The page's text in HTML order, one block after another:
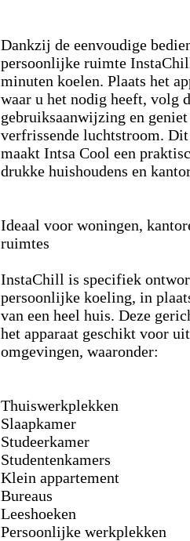
Dankzij de eenvoudige
persoonlijke ruimte
minuten koelen. Plaats het
waar u het nodig heeft, volg
gebruiksaanwijzing en geniet
verfrissende luchtstroom. Dit
maakt Intsa Cool een
drukke huishoudens en
Ideaal voor woningen,
ruimtes
InstaChill is specifiek
persoonlijke koeling, in
van een heel huis. Deze
het apparaat geschikt voor
omgevingen, waaronder:
Thuiswerkplekken
Slaapkamer
Studeerkamer
Studentenkamers
Klein appartement
Bureaus
Leeshoeken
Persoonlijke werkplekken